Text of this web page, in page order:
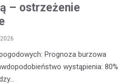
– ostrzeżenie
Prognoza burzowa
wystąpienia: 80%